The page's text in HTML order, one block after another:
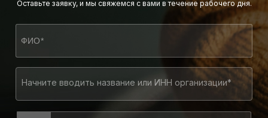
Оставьте заявку, и мы свяжемся с вами в течение рабочего дня.
Начните вводить название или ИНН организации*